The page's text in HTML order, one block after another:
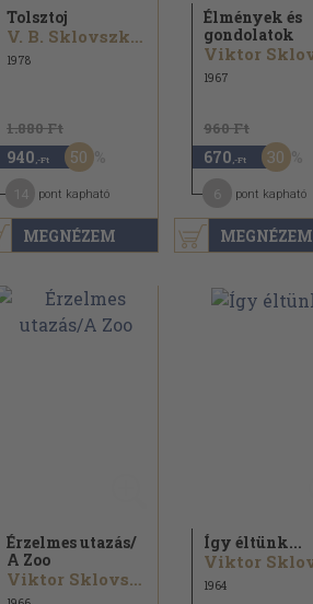
MEGNÉZEM
Tolsztoj
V. B. Sklovszkij...
1978
1.880 Ft
940 ,-Ft 50
pont kapható
MEGNÉZEM
Élmények és
gondolatok
1967
960 Ft
670 ,-Ft 30
pont kapható
Érzelmes utazás/
A Zoo
Viktor Sklovszkij
Így éltünk...
1964